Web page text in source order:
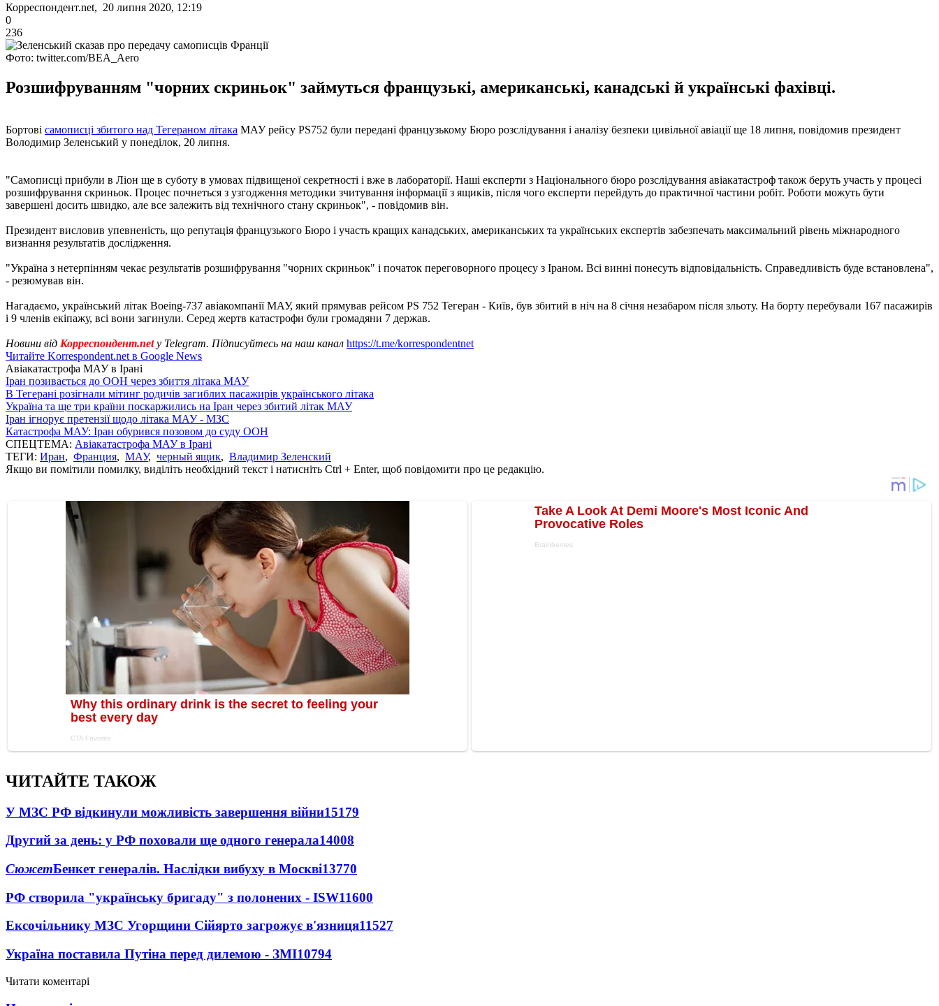
Корреспондент.net, 20 липня 2020, 12:19
0
236
Фото: twitter.com/BEA_Aero
Розшифруванням "чорних скриньок" займуться французькі, американські, канадські й українські фахівці.
Бортові самописці збитого над Тегераном літака МАУ рейсу PS752 були передані французькому Бюро розслідування і аналізу безпеки цивільної авіації ще 18 липня, повідомив президент
Володимир Зеленський у понеділок, 20 липня.
"Самописці прибули в Ліон ще в суботу в умовах підвищеної секретності і вже в лабораторії. Наші експерти з Національного бюро розслідування авіакатастроф також беруть участь у процесі
розшифрування скриньок. Процес почнеться з узгодження методики зчитування інформації з ящиків, після чого експерти перейдуть до практичної частини робіт. Роботи можуть бути
завершені досить швидко, але все залежить від технічного стану скриньок", - повідомив він.
Президент висловив упевненість, що репутація французького Бюро і участь кращих канадських, американських та українських експертів забезпечать максимальний рівень міжнародного
визнання результатів дослідження.
"Україна з нетерпінням чекає результатів розшифрування "чорних скриньок" і початок переговорного процесу з Іраном. Всі винні понесуть відповідальність. Справедливість буде встановлена",
- резюмував він.
Нагадаємо, український літак Boeing-737 авіакомпанії МАУ, який прямував рейсом PS 752 Тегеран - Київ, був збитий в ніч на 8 січня незабаром після зльоту. На борту перебували 167 пасажирів
і 9 членів екіпажу, всі вони загинули. Серед жертв катастрофи були громадяни 7 держав.
Новини від Корреспондент.net у Telegram. Підписуйтесь на наш канал https://t.me/korrespondentnet
Читайте Korrespondent.net в Google News
Авіакатастрофа МАУ в Ірані
Іран позивається до ООН через збиття літака МАУ
В Тегерані розігнали мітинг родичів загиблих пасажирів українського літака
Україна та ще три країни поскаржились на Іран через збитий літак МАУ
Іран ігнорує претензії щодо літака МАУ - МЗС
Катастрофа МАУ: Іран обурився позовом до суду ООН
СПЕЦТЕМА: Авіакатастрофа МАУ в Ірані
ТЕГИ: Иран, Франция, МАУ, черный ящик, Владимир Зеленский
Якщо ви помітили помилку, виділіть необхідний текст і натисніть Ctrl + Enter, щоб повідомити про це редакцію.
ЧИТАЙТЕ ТАКОЖ
У МЗС РФ відкинули можливість завершення війни15179
Другий за день: у РФ поховали ще одного генерала14008
СюжетБенкет генералів. Наслідки вибуху в Москві13770
РФ створила "українську бригаду" з полонених - ISW11600
Ексочільнику МЗС Угорщини Сійярто загрожує в'язниця11527
Україна поставила Путіна перед дилемою - ЗМІ10794
Читати коментарі